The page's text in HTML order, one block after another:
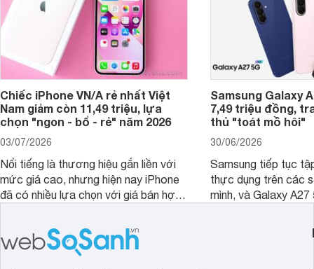
Chiếc iPhone VN/A rẻ nhất Việt
Nam giảm còn 11,49 triệu, lựa
chọn "ngon - bổ - rẻ" năm 2026
03/07/2026
Nổi tiếng là thương hiệu gắn liền với
mức giá cao, nhưng hiện nay iPhone
đã có nhiều lựa chọn với giá bán hợp
cận sản phẩm chính hãng.
Samsung Galaxy
7,49 triệu đồng,
thủ "toát mồ hôi"
30/06/2026
Samsung tiếp tục
thực dụng trên các
mình, và Galaxy
tới cho người dùng
lượng với nhiều